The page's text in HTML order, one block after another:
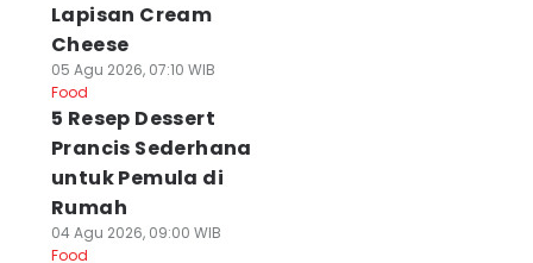
Lapisan Cream
Cheese
05 Agu 2026, 07:10 WIB
Food
5 Resep Dessert
Prancis Sederhana
untuk Pemula di
Rumah
04 Agu 2026, 09:00 WIB
Food